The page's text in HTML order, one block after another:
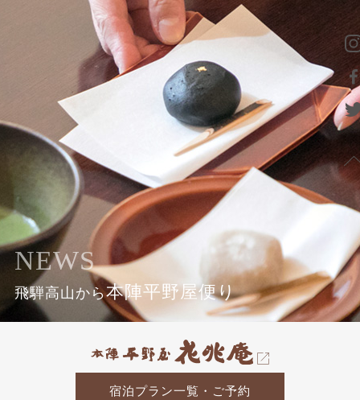
NEWS
飛騨高山から本陣平野屋便り
宿泊プラン一覧・ご予約